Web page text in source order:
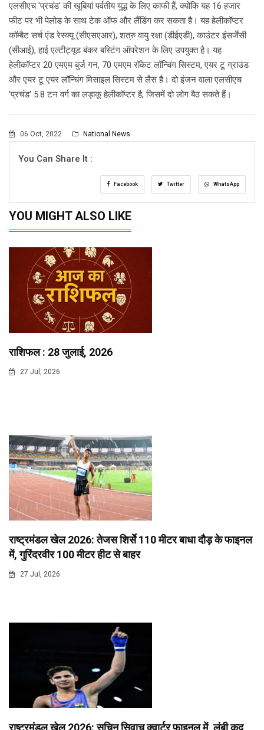
एलसीएच 'प्रचंड' की खूबियां पर्वतीय युद्ध के लिए काफी हैं, क्योंकि यह 16 हजार
फीट पर भी पेलोड के साथ टेक ऑफ और लैंडिंग कर सकता है। यह हेलीकॉप्टर
कॉम्बैट सर्च एंड रेस्क्यू (सीएसएआर), शत्रु वायु रक्षा (डीईएडी), काउंटर इंसर्जेंसी
(सीआई), हाई एल्टीट्यूड बंकर बस्टिंग ऑपरेशन के लिए उपयुक्त है। यह
हेलीकॉप्टर 20 एमएम बुर्ज गन, 70 एमएम रॉकेट लॉन्चिंग सिस्टम, एयर टू ग्राउंड
और एयर टू एयर लॉन्चिंग मिसाइल सिस्टम से लैस है। दो इंजन वाला एलसीएच
'प्रचंड' 5.8 टन वर्ग का लड़ाकू हेलीकॉप्टर है, जिसमें दो लोग बैठ सकते हैं।
06 Oct, 2022 National News
You Can Share It :
Facebook Twitter WhatsApp
YOU MIGHT ALSO LIKE
राशिफल : 28 जुलाई, 2026
27 Jul, 2026
राष्ट्रमंडल खेल 2026: तेजस शिर्से 110 मीटर बाधा दौड़ के फाइनल
में, गुरिंदरवीर 100 मीटर हीट से बाहर
27 Jul, 2026